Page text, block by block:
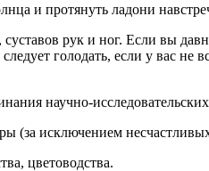
и протянуть ладони
рук и ног. Если вы
голодать, если у вас
научно-
(за исключением
цветоводства.